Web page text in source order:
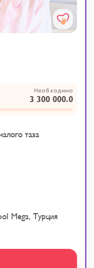
Необходимо
3 300 000.0
таза
Mega, Турция